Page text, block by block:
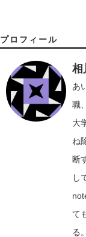
プロフィール
相
あ
職
大
ね
断
し
て
る。